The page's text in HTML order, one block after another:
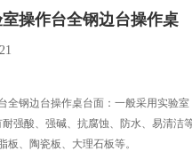
操作台全钢边台操作桌
全钢边台操作桌台面：一般采用实验室
耐强酸、强碱、抗腐蚀、防水、易清洁
板、陶瓷板、大理石板等。